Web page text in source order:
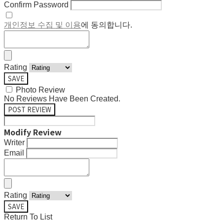
Confirm Password
개인정보 수집 및 이용에 동의합니다.
Rating
SAVE
Photo Review
No Reviews Have Been Created.
POST REVIEW
Modify Review
Writer
Email
Rating
SAVE
Return To List